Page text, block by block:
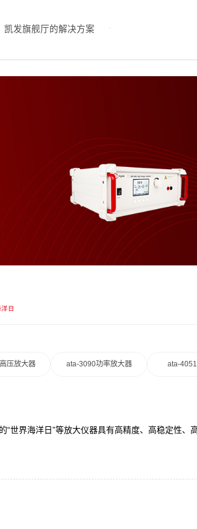
凯发旗舰厅的解决方案
日
压放大器 ata-3090功率放大器 ata-
“世界海洋日”等放大仪器具有高精度、高稳定性、